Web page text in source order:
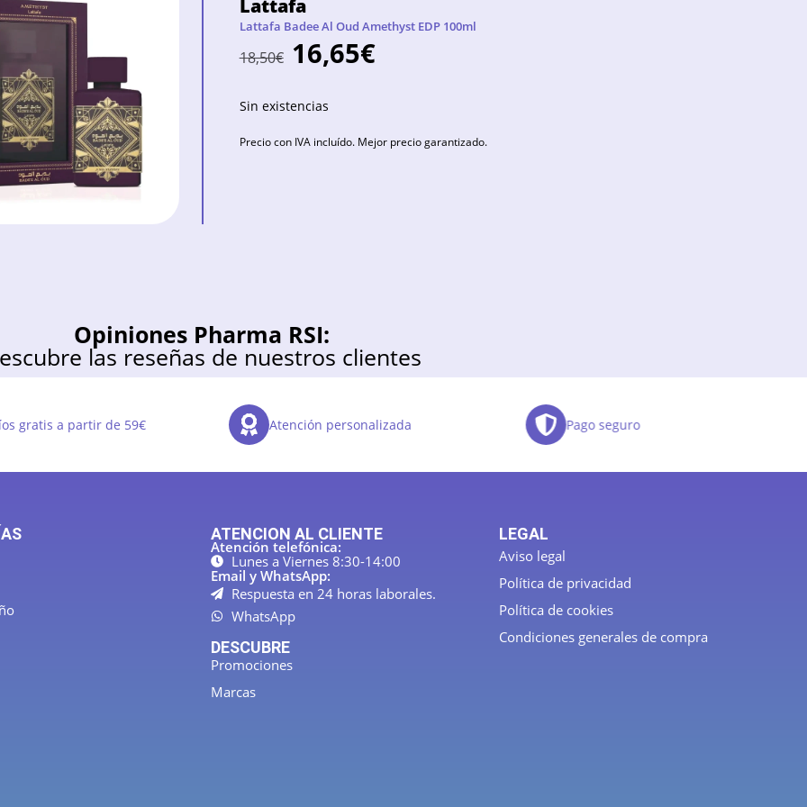
Lattafa
Lattafa Badee Al Oud Amethyst EDP 100ml
18,50€ 16,65€
Sin existencias
Precio con IVA incluído. Mejor precio garantizado.
Opiniones Pharma RSI:
las reseñas de nuestros clientes
gratis a partir de 59€ Atención personalizada Pago seguro
ATENCION AL CLIENTE
Atención telefónica:
Lunes a Viernes 8:30-14:00
Email y WhatsApp:
Respuesta en 24 horas laborales.
WhatsApp
DESCUBRE
Promociones
Marcas
LEGAL
Aviso legal
Política de privacidad
Política de cookies
Condiciones generales de compra